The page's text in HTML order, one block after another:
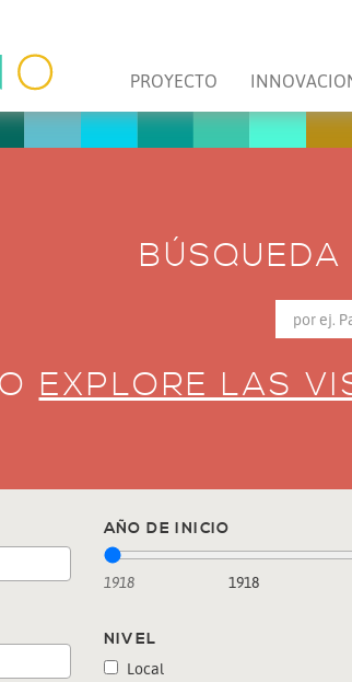
PROYECTO
O EXPLORE LAS
AÑO DE INICIO
1918 1918
NIVEL
Local